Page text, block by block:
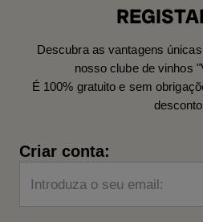
Descubra as vantagens
nosso clube de vinhos
É 100% gratuito e sem
Criar conta:
Introduza o seu email: